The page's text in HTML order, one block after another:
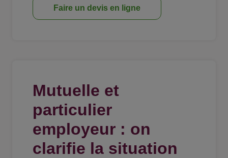
Faire un devis en ligne
Mutuelle et
particulier
employeur : on
clarifie la situation